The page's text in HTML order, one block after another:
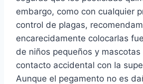
embargo, como con cualquier
control de plagas,
encarecidamente colocarlas
de niños pequeños y
contacto accidental con la
Aunque el pegamento no es